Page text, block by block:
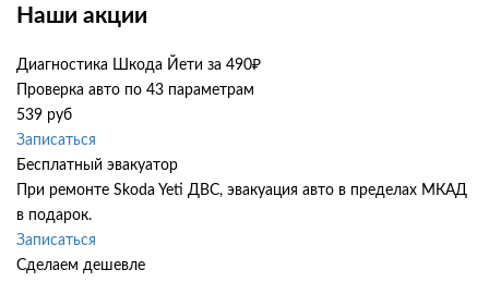
Наши акции
Диагностика Шкода Йети за 490₽
Проверка авто по 43 параметрам
539 руб
Записаться
Бесплатный эвакуатор
При ремонте Skoda Yeti ДВС, эвакуация авто в пределах МКАД
в подарок.
Записаться
Сделаем дешевле